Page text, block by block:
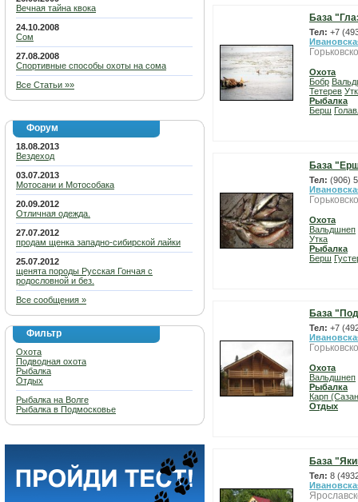
Вечная тайна квока
24.10.2008
Сом
27.08.2008
Спортивные способы охоты на сома
Все Статьи »»
Форум
18.08.2013
Вездеход
03.07.2013
Мотосани и Мотособака
20.09.2012
Отличная одежда.
27.07.2012
продам щенка западно-сибирской лайки
25.07.2012
щенята породы Русская Гончая с
родословной и без.
Все сообщения »
Фильтр
Охота
Подводная охота
Рыбалка
Отдых
Рыбалка на Волге
Рыбалка в Подмосковье
База
Тел: +7
Охота
Бобр
Тетерев
Рыбалка
Берш
База
Тел: (906)
Охота
Вальдшнеп
Утка
Рыбалка
Берш
База
Тел: +7
Охота
Вальдшнеп
Рыбалка
Карп
Отдых
База
Тел: 8